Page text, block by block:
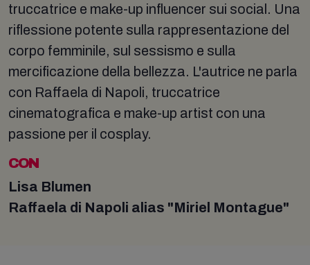
truccatrice e make-up influencer sui social. Una
riflessione potente sulla rappresentazione del
corpo femminile, sul sessismo e sulla
mercificazione della bellezza. L'autrice ne parla
con Raffaela di Napoli, truccatrice
cinematografica e make-up artist con una
passione per il cosplay.
CON
Lisa Blumen
Raffaela di Napoli alias "Miriel Montague"